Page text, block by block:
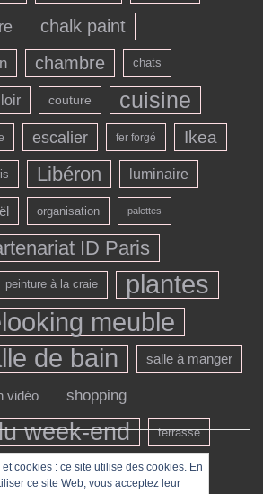
cookies : ce site utilise des cookies. En
ce site Web, vous acceptez leur
chalk paint
chambre chats
couture cuisine
escalier fer forgé Ikea
Libéron luminaire
organisation palettes
ID Paris
peinture à la craie plantes
meuble
de bain salle à manger
vidéo shopping
week-end terrasse
véranda